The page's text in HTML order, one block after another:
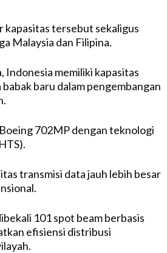
kapasitas tersebut sekaligus
Malaysia dan Filipina.
Indonesia memiliki kapasitas
baru dalam pengembangan
702MP dengan teknologi
transmisi data jauh lebih besar
101 spot beam berbasis
efisiensi distribusi